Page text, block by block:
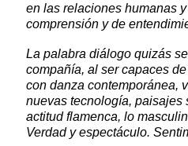
en las relaciones humanas
comprensión y de
La palabra diálogo quizás
compañía, al ser capaces
con danza contemporánea,
nuevas tecnología, paisajes
actitud flamenca, lo
Verdad y espectáculo.